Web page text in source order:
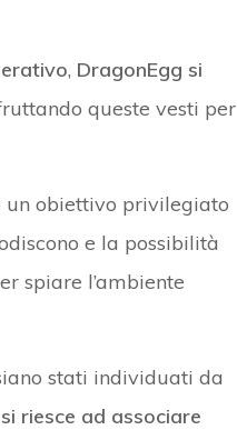
, DragonEgg si
queste vesti per
un obiettivo privilegiato
e la possibilità
spiare l’ambiente
stati individuati da
riesce ad associare